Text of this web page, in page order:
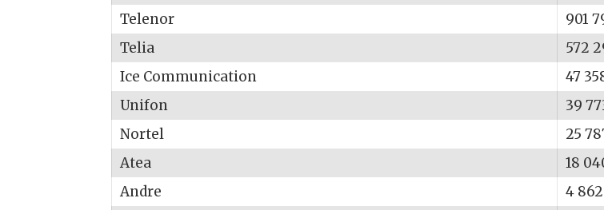
Telenor
901
Telia
572
Ice Communication
47
Unifon
39
Nortel
25
Atea
18
Andre
4 862